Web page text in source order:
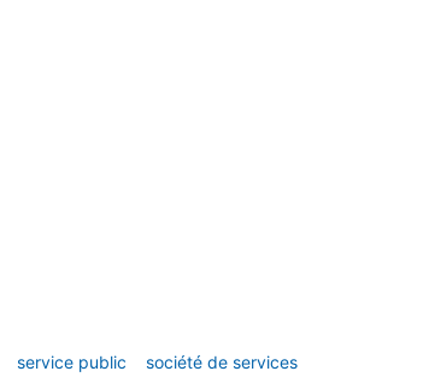
service public
société de services